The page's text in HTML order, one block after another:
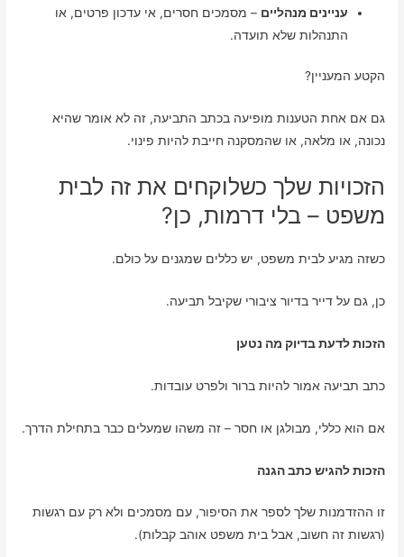
עניינים מנהליים – מסמכים חסרים, אי עדכון פרטים, או
התנהלות שלא תועדה.
הקטע המעניין?
גם אם אחת הטענות מופיעה בכתב התביעה, זה לא אומר שהיא
נכונה, או מלאה, או שהמסקנה חייבת להיות פינוי.
הזכויות שלך כשלוקחים את זה לבית
משפט – בלי דרמות, כן?
כשזה מגיע לבית משפט, יש כללים שמגנים על כולם.
כן, גם על דייר בדיור ציבורי שקיבל תביעה.
הזכות לדעת בדיוק מה נטען
כתב תביעה אמור להיות ברור ולפרט עובדות.
אם הוא כללי, מבולגן או חסר – זה משהו שמעלים כבר בתחילת הדרך.
הזכות להגיש כתב הגנה
זו ההזדמנות שלך לספר את הסיפור, עם מסמכים ולא רק עם רגשות
(רגשות זה חשוב, אבל בית משפט אוהב קבלות).